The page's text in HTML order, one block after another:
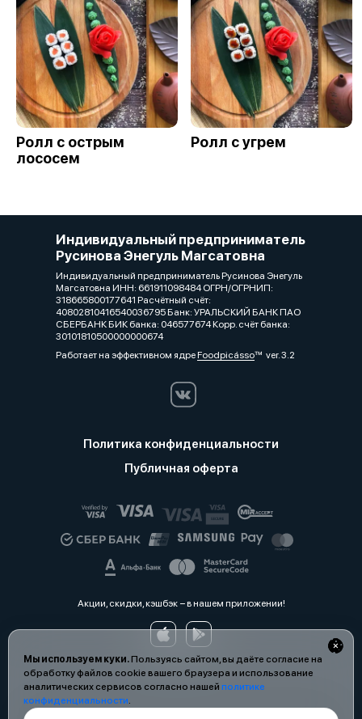
Мы используем куки.Пользуясь сайтом, вы даёте согласие на
обработку файлов cookie вашего браузера и использование
аналитических сервисов согласно нашей политике
конфиденциальности.
Ролл с острым
лососем
Ролл с угрем
Индивидуальный предприниматель
Русинова Энегуль Магсатовна
Индивидуальный предприниматель Русинова Энегуль
Магсатовна ИНН: 661911098484 ОГРН/ОГРНИП:
318665800177641 Расчётный счёт:
40802810416540036795 Банк: УРАЛЬСКИЙ БАНК ПАО
СБЕРБАНК БИК банка: 046577674 Корр. счёт банка:
30101810500000000674
Работает на эффективном ядреFoodpicássover. 3.2
Политика конфиденциальности
Публичная оферта
Акции, скидки, кэшбэк − в нашем приложении!